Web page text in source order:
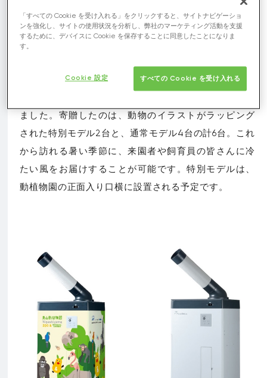
タープライズは、自社製品「スポットクーラー Pure
ました。寄贈したのは、動物のイラストがラッピング
された特別モデル2台と、通常モデル4台の計6台。これ
から訪れる暑い季節に、来園者や飼育員の皆さんに冷
たい風をお届けすることが可能です。特別モデルは、
動植物園の正面入り口横に設置される予定です。
「すべての Cookie を受け入れる」をクリックすると、サイトナビゲーショ
ンを強化し、サイトの使用状況を分析し、弊社のマーケティング活動を支援
するために、デバイスに Cookie を保存することに同意したことになりま
す。
すべての Cookie を受け入れる
Cookie 設定